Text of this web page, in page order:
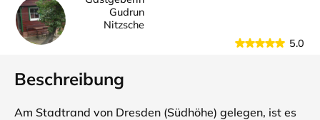
Gudrun
Nitzsche
5.0
Beschreibung
Am Stadtrand von Dresden (Südhöhe) gelegen, ist es